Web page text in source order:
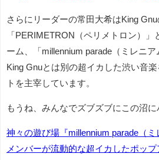
さらにリーダーの常田大希はKing Gnu
「PERIMETRON（ペリメトロン）
ーム、「millennium parade（ミレニ
King Gnuとは別の超イカした渋い音
トを主宰しています。
もうね、みんなでズブズブにこの沼に
神々の遊び場『millennium parade（ミ
メンバーが流動的な超イカしたポップ